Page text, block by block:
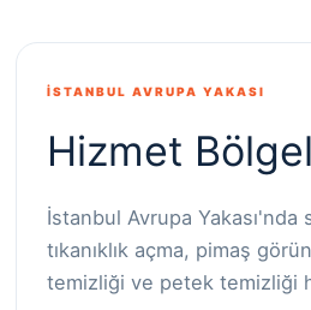
İSTANBUL AVRUPA YAKASI
Hizmet
İstanbul Avrupa Yakası'nda
tıkanıklık açma, pimaş
temizliği ve petek temizliği